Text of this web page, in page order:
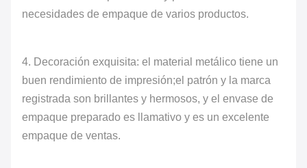
necesidades de empaque de varios productos.
4. Decoración exquisita: el material metálico tiene un
buen rendimiento de impresión;el patrón y la marca
registrada son brillantes y hermosos, y el envase de
empaque preparado es llamativo y es un excelente
empaque de ventas.